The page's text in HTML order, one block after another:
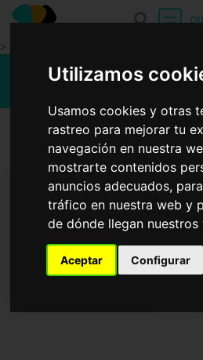
Utilizamos
Usamos cookies y otras
rastreo para mejorar tu
navegación en nuestra
mostrarte contenidos
anuncios adecuados,
tráfico en nuestra web y
de dónde llegan nuestros
Aceptar Configurar
>
Recetas fáciles
Primeros platos